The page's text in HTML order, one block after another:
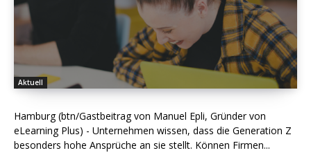
Aktuell
Hamburg (btn/Gastbeitrag von Manuel Epli, Gründer von
eLearning Plus) - Unternehmen wissen, dass die Generation Z
besonders hohe Ansprüche an sie stellt. Können Firmen...